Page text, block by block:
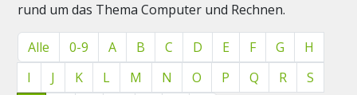
rund um das Thema Computer und Rechnen.
Alle 0-9 A B C D E F G
H
I
J K L M N O P Q R
S